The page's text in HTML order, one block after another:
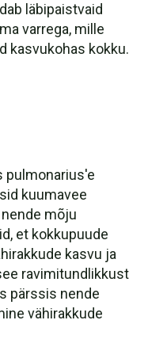
läbipaistvaid
varrega, mille
kasvukohas kokku.
pulmonarius'e
kuumavee
mõju
et kokkupuude
kasvu ja
ravimitundlikkust
pärssis nende
vähirakkude